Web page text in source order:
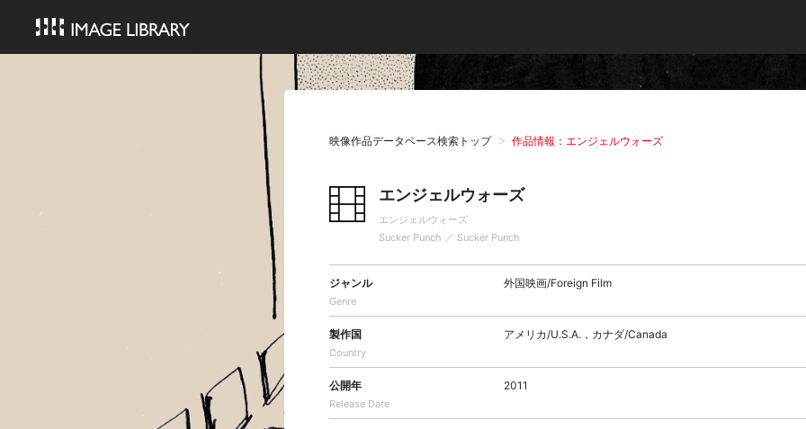
映像作品データベース検索トップ 作品情報：エンジェルウォーズ
エンジェルウォーズ
エンジェルウォーズ
Sucker Punch ／ Sucker Punch
ジャンル
Genre
外国映画/Foreign Film
製作国
Country
アメリカ/U.S.A.，カナダ/Canada
公開年
Release Date
2011